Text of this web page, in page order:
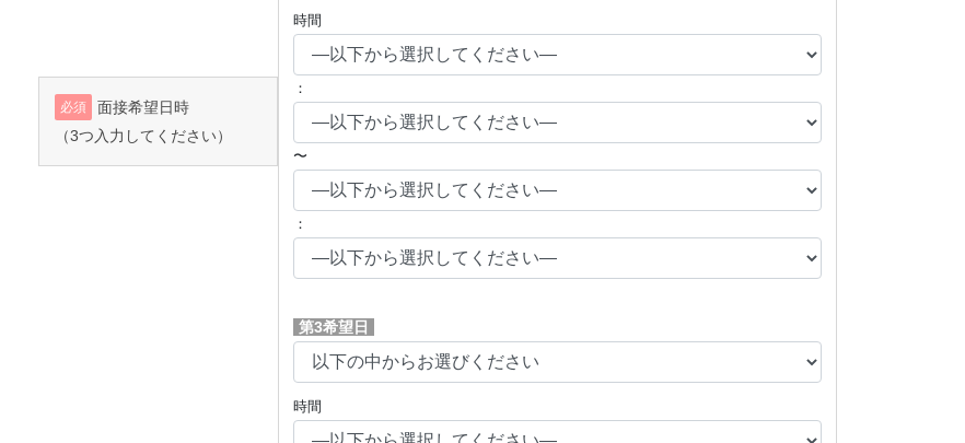
必須
面接希望日時
（3つ入力してください）
時間
：
〜
：
第3希望日
時間